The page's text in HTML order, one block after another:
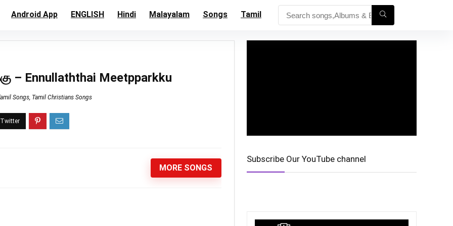
Android App ENGLISH Hindi Malayalam Songs Tamil
– Ennullaththai Meetpparkku
Songs, Tamil Christians Songs
MORE SONGS
Subscribe Our YouTube channel